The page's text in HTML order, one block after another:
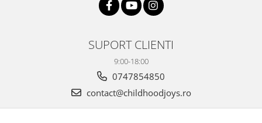
SUPORT CLIENTI
9:00-18:00
0747854850
contact@childhoodjoys.ro